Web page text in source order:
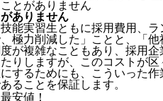
ありません
能実習生ともに採用費用、
極力削減した」ことと、
「
が複雑なこともあり、採用
りしますが、このコストが
するためにも、こういった
ることを保証します。